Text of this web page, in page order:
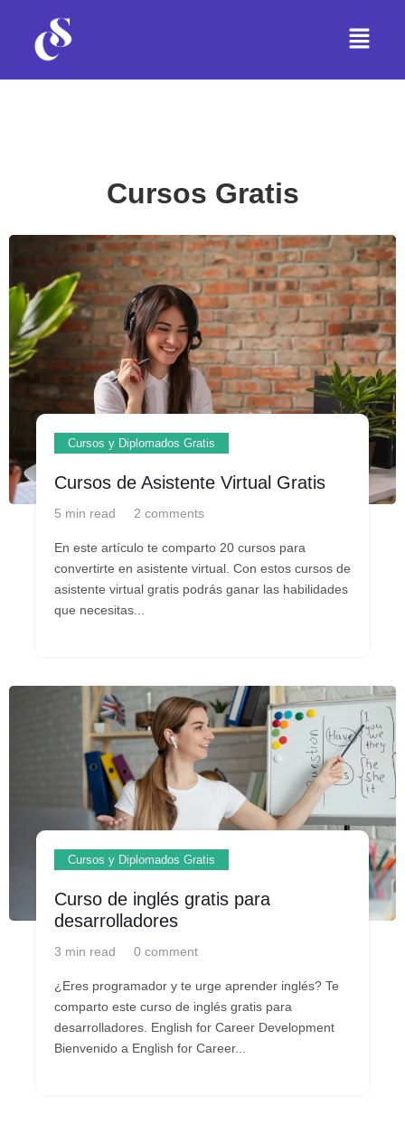
Cursos Gratis
Cursos y Diplomados Gratis
Cursos de Asistente Virtual Gratis
5 min read 2 comments
En este artículo te comparto 20 cursos para
convertirte en asistente virtual. Con estos cursos de
asistente virtual gratis podrás ganar las habilidades
que necesitas...
Cursos y Diplomados Gratis
Curso de inglés gratis para
desarrolladores
3 min read 0 comment
¿Eres programador y te urge aprender inglés? Te
comparto este curso de inglés gratis para
desarrolladores. English for Career Development
Bienvenido a English for Career...